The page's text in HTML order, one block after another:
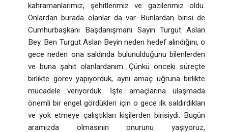
kahramanlarımız, şehitlerimiz ve gazilerimiz oldu.
Onlardan burada olanlar da var. Bunlardan birisi de
Cumhurbaşkanı Başdanışmanı Sayın Turgut Aslan
Bey. Ben Turgut Aslan Beyin neden hedef alındığını, o
gece neden ona saldırıda bulunulduğunu bilenlerden
ve buna şahit olanlardanım. Çünkü önceki süreçte
birlikte görev yapıyorduk, aynı amaç uğruna birlikte
mücadele veriyorduk. İşte amaçlarına ulaşmada
önemli bir engel gördükleri için o gece ilk saldırdıkları
ve yok etmeye çalıştıkları kişilerden birisiydi. Bugün
aramızda olmasının onurunu yaşıyoruz,